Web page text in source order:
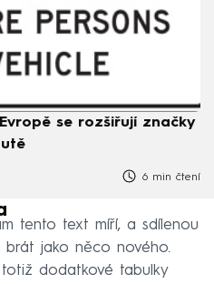
se rozšiřují značky
6 min čtení
tento text míří, a sdílenou
brát jako něco nového.
dodatkové tabulky